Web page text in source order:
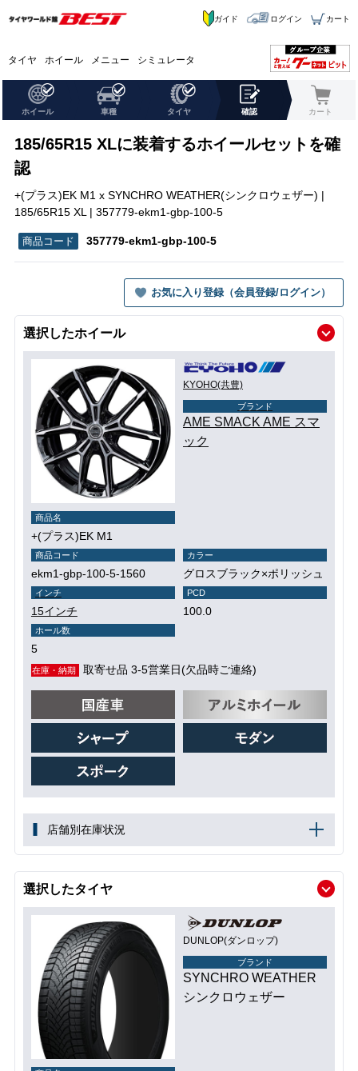
タイヤ ホイール メニュー シミュレータ
ガイド ログイン カート
ホイール 車種 タイヤ 確認 カート
185/65R15 XLに装着するホイールセットを確
認
+(プラス)EK M1 x SYNCHRO WEATHER(シンクロウェザー) |
185/65R15 XL | 357779-ekm1-gbp-100-5
357779-ekm1-gbp-100-5
お気に入り登録（会員登録/ログイン）
選択したホイール
KYOHO(共豊)
ブランド
AME SMACK AME スマ
ック
商品名
+(プラス)EK M1
商品コード
ekm1-gbp-100-5-1560
カラー
グロスブラック×ポリッシュ
インチ
15インチ
PCD
100.0
ホール数
5
在庫・納期 取寄せ品 3-5営業日(欠品時ご連絡)
店舗別在庫状況
選択したタイヤ
DUNLOP(ダンロップ)
ブランド
SYNCHRO WEATHER
シンクロウェザー